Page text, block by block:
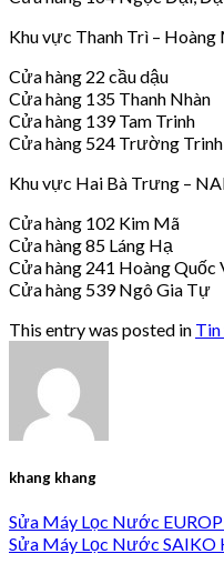
Khu vực Thanh Trì –
Cửa hàng 22 cầu dậu
Cửa hàng 135 Thanh Nhàn
Cửa hàng 139 Tam Trinh
Cửa hàng 524 Trường Trinh
Khu vực Hai Bà Trưng –
Cửa hàng 102 Kim Mã
Cửa hàng 85 Láng Hạ
Cửa hàng 241 Hoàng Quốc
Cửa hàng 539 Ngô Gia Tự
This entry was posted in
khang khang
Sửa Máy Lọc Nước
Sửa Máy Lọc Nước SAIKO